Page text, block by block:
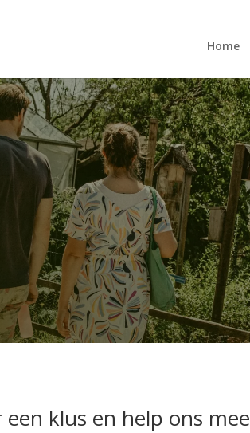
Home
klus en help ons mee